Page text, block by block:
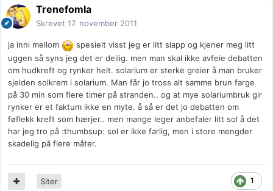
Trenefomla
Skrevet 17. november 2011
ja inni mellom
spesielt visst jeg er litt slapp og kjener meg litt
uggen så syns jeg det er deilig. men man skal ikke avfeie debatten
om hudkreft og rynker helt. solarium er sterke greier å man bruker
sjelden solkrem i solarium. Man får jo tross alt samme brun farge
på 30 min som flere timer på stranden.. og at mye solariumbruk gir
rynker er et faktum ikke en myte. å så er det jo debatten om
føflekk kreft som hærjer.. men mange leger anbefaler litt sol å det
har jeg tro på :thumbsup: sol er ikke farlig, men i store mengder
skadelig på flere måter.
1
Siter